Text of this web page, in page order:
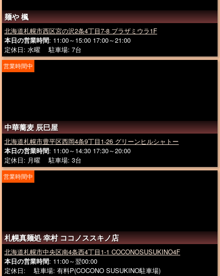
麺や 楓
北海道札幌市西区宮の沢2条4丁目7-8 プラザミウラ1F
本日の営業時間: 11:00～15:00 17:00～21:00
定休日: 水曜 駐車場: 7台
中華蕎麦 辰巳屋
営業時間中
北海道札幌市豊平区西岡4条9丁目1-26 グリーンヒルシャトー
本日の営業時間: 11:00～14:30 17:30～20:00
定休日: 月曜 駐車場: 3台
札幌真麺処 幸村 ココノススキノ店
営業時間中
北海道札幌市中央区南4条西4丁目1-1 COCONOSUSUKINO4F
本日の営業時間: 11:00～翌00:00
定休日: 駐車場: 有料P(COCONO SUSUKINO駐車場)